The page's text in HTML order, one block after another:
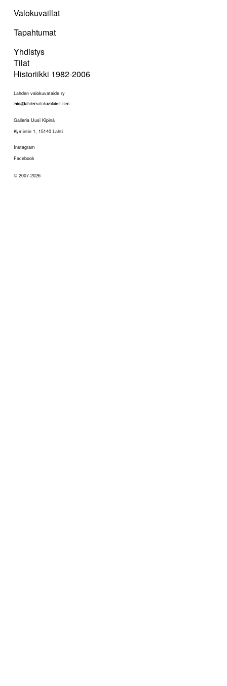
Valokuvaillat
Tapahtumat
Yhdistys
Tilat
Historiikki 1982-2006
Lahden valokuvataide ry
Galleria Uusi Kipinä
Kymintie 1, 15140 Lahti
Instagram
Facebook
© 2007-2026